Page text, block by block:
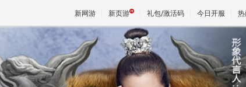
新网游 新页游 礼包/激活码 今日开服